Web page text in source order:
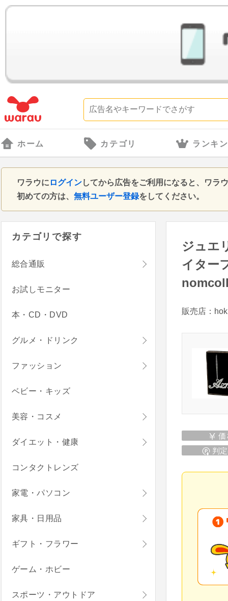
ホーム カテゴリ ランキ
ワラウに ログインしてから広告をご利用になると、ワラ
初めての方は、 無料ユーザー登録をしてください。
ジュエ
イター
販売店：
判
カテゴリで探す
総合通販
お試しモニター
本・CD・DVD
グルメ・ドリンク
ファッション
ベビー・キッズ
美容・コスメ
ダイエット・健康
コンタクトレンズ
家電・パソコン
家具・日用品
ギフト・フラワー
ゲーム・ホビー
スポーツ・アウトドア